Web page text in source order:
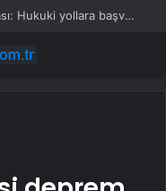
Ece Erken’den ‘yasak aşk’ açıklaması: Hukuki yollara başvuruyor